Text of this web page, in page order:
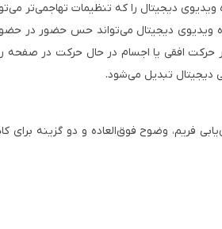
ویدیوی دیجیتال را که تنظیمات تهاجمی‌تر
ویدیوی دیجیتال می‌تواند حس حضور در حضور
افقی یا اجسام در حال حرکت در صفحه
دیجیتال تبدیل می‌شود.
فریم، وضوح فوق‌العاده و دو گزینه